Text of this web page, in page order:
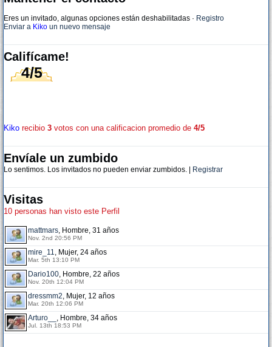
Eres un invitado, algunas opciones están deshabilitadas · Registro
Enviar a Kiko un nuevo mensaje
Califícame!
4/5
Kiko recibio 3 votos con una calificacion promedio de 4/5
Envíale un zumbido
Lo sentimos. Los invitados no pueden enviar zumbidos. | Registrar
Visitas
10 personas han visto este Perfil
mattmars, Hombre, 31 años
Nov. 2nd 20:56 PM
mire_11, Mujer, 24 años
Mar. 5th 13:10 PM
Dario100, Hombre, 22 años
Nov. 20th 12:04 PM
dressmm2, Mujer, 12 años
Mar. 20th 12:06 PM
Arturo__ , Hombre, 34 años
Jul. 13th 18:53 PM